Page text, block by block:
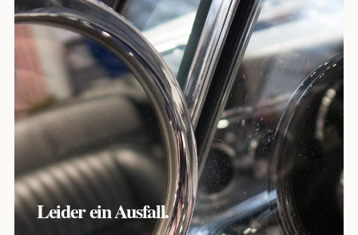
Leider ein Ausfall.